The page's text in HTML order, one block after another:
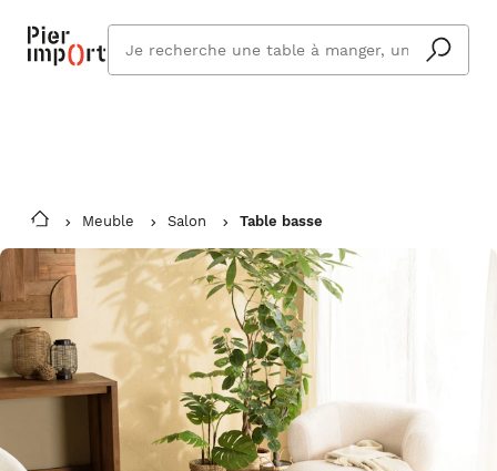
Vous êtes absent ? Pier Import s'adapte
et vous livre à votre retour.
En savoir plus
cherchez
vous ?
Meuble Salon Table basse